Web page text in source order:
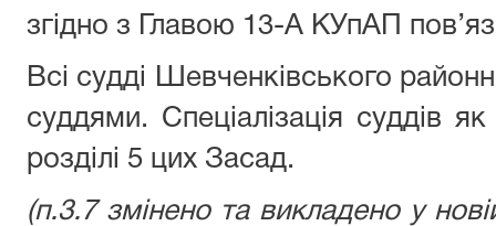
згідно з Главою 13-А КУпАП
Всі судді Шевченківського
суддями. Спеціалізація суддів
розділі 5 цих Засад.
(п.3.7 змінено та викладено у